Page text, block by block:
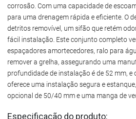
corrosão. Com uma capacidade de
para uma drenagem rápida e eficiente. O
detritos removível, um sifão que retém
fácil instalação. Este conjunto completo
espaçadores amortecedores, ralo para
remover a grelha, assegurando uma
profundidade de instalação é de 52 mm, e
oferece uma instalação segura e
opcional de 50/40 mm e uma manga de
Especificação do produto: